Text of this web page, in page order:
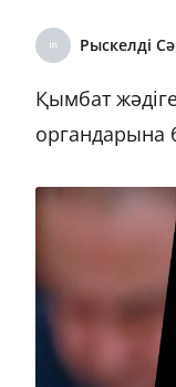
Рыскелді
Қымбат
органдарына